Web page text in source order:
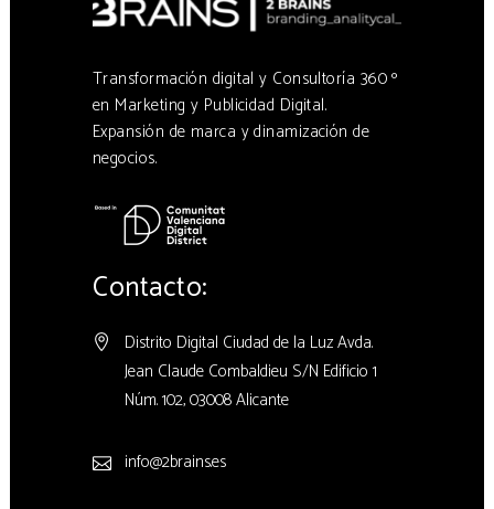
Transformación digital y Consultoría 360 º
en Marketing y Publicidad Digital.
Expansión de marca y dinamización de
negocios.
Contacto:
Distrito Digital Ciudad de la Luz Avda.
Jean Claude Combaldieu S/N Edificio 1
Núm. 102, 03008 Alicante
info@2brains.es